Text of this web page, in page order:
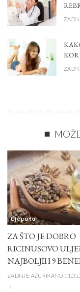
Ljepota
ZA ŠTO JE DOBRO
RICINUSOVO
NAJBOLJIH 9
ZADNJE AŽURIRANO